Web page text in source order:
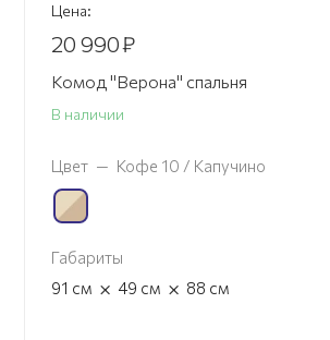
Цена:
20 990₽
Комод "Верона" спальня
В наличии
Цвет — Кофе 10 / Капучино
Габариты
91 см × 49 см × 88 см